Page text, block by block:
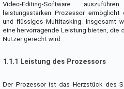
Video-Editing-Software
leistungsstarken Prozessor
und flüssiges Multitasking. Insgesamt
eine hervorragende Leistung bieten, die
Nutzer gerecht wird.
1.1.1 Leistung des Prozessors
Der Prozessor ist das Herzstück des